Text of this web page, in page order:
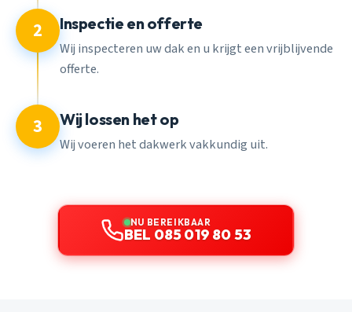
2 Inspectie en offerte
Wij inspecteren uw dak en u krijgt een vrijblijvende
offerte.
3 Wij lossen het op
Wij voeren het dakwerk vakkundig uit.
NU BEREIKBAAR
BEL 085 019 80 53